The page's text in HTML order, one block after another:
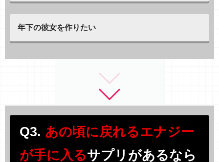
年下の彼女を作りたい
Q3. あの頃に戻れるエナジー
が手に入るサプリがあるなら